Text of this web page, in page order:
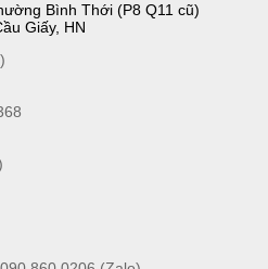
Bình Thới (P8 Q11 cũ)
Giấy, HN